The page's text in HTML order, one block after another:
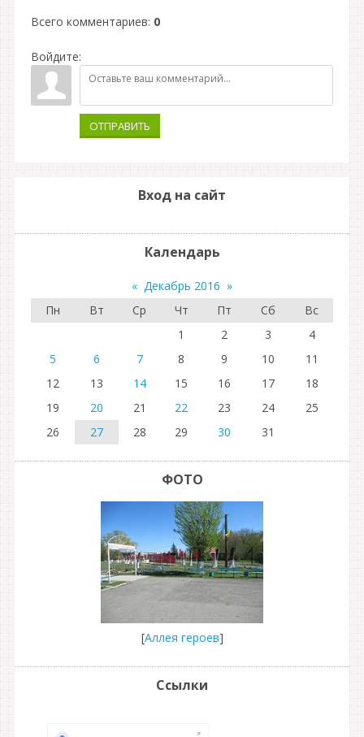
Всего комментариев: 0
Войдите:
ОТПРАВИТЬ
Вход на сайт
Календарь
« Декабрь 2016 »
Пн
Вт Ср Чт Пт Сб
Вс
1
2 3
4
5
6 7 8 9 10
11
12
13 14 15 16 17
18
19
20 21 22 23 24
25
26
27 28 29 30 31
ФОТО
[Аллея героев]
Ссылки